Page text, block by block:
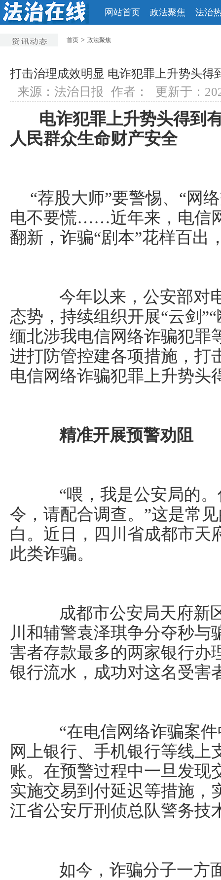
网站首页 政法聚焦 法治
首页 > 政法聚焦
打击治理成效明显 电诈犯罪上升势头得
来源：法治日报 作者： 更新于：
电诈犯罪上升势头得到
人民群众生命财产安全
“荐股大师”要警惕、“网
电不要慌……近年来，电信
翻新，诈骗“剧本”花样百出
今年以来，公安部对
态势，持续组织开展“云剑
缅北涉我电信网络诈骗犯罪
进打防管控建各项措施，打
电信网络诈骗犯罪上升势头
精准开展预警劝阻
“喂，我是公安局的。
令，请配合调查。”这是常
白。近日，四川省成都市天
此类诈骗。
成都市公安局天府新
川和辅警袁泽琪争分夺秒与
害者存款最多的两家银行办
银行流水，成功对这名受害
“在电信网络诈骗案件
网上银行、手机银行等线上
账。在预警过程中一旦发现
实施交易到付延迟等措施，
江省公安厅刑侦总队警务技
如今，诈骗分子一方